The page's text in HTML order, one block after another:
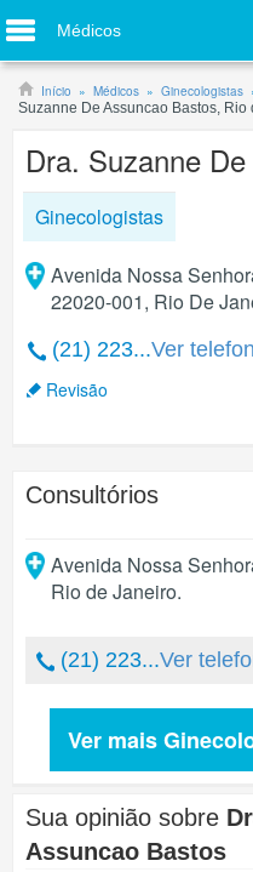
Médicos
Início Médicos Ginecologistas
Suzanne De Assuncao Bastos, Rio
Dra. Suzanne
Ginecologistas
Avenida Nossa
22020-001, Rio De
(21) 223...Ver
Revisão
Consultórios
Avenida Nossa
Rio de Janeiro.
(21) 223...Ver
Ver mais
Sua opinião sobre
Assuncao Bastos